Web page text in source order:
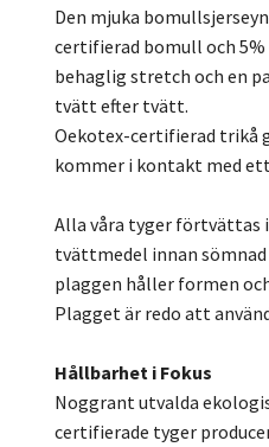
Den mjuka
certifierad bomull och
behaglig stretch och en
tvätt efter tvätt.
Oekotex-certifierad trikå
kommer i kontakt med
Alla våra tyger
tvättmedel innan
plaggen håller formen
Plagget är redo att
Hållbarhet i Fokus
Noggrant utvalda
certifierade tyger